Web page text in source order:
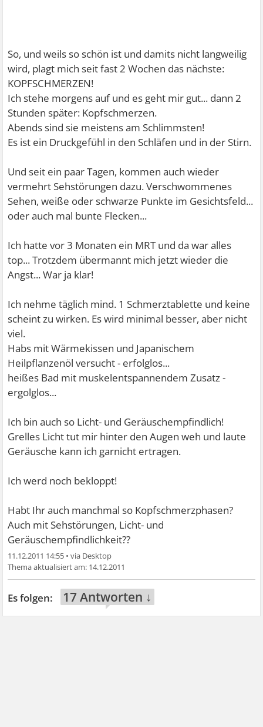
So, und weils so schön ist und damits nicht langweilig
wird, plagt mich seit fast 2 Wochen das nächste:
KOPFSCHMERZEN!
Ich stehe morgens auf und es geht mir gut... dann 2
Stunden später: Kopfschmerzen.
Abends sind sie meistens am Schlimmsten!
Es ist ein Druckgefühl in den Schläfen und in der Stirn.
Und seit ein paar Tagen, kommen auch wieder
vermehrt Sehstörungen dazu. Verschwommenes
Sehen, weiße oder schwarze Punkte im Gesichtsfeld...
oder auch mal bunte Flecken...
Ich hatte vor 3 Monaten ein MRT und da war alles
top... Trotzdem übermannt mich jetzt wieder die
Angst... War ja klar!
Ich nehme täglich mind. 1 Schmerztablette und keine
scheint zu wirken. Es wird minimal besser, aber nicht
viel.
Habs mit Wärmekissen und Japanischem
Heilpflanzenöl versucht - erfolglos...
heißes Bad mit muskelentspannendem Zusatz -
ergolglos...
Ich bin auch so Licht- und Geräuschempfindlich!
Grelles Licht tut mir hinter den Augen weh und laute
Geräusche kann ich garnicht ertragen.
Ich werd noch bekloppt!
Habt Ihr auch manchmal so Kopfschmerzphasen?
Auch mit Sehstörungen, Licht- und
Geräuschempfindlichkeit??
11.12.2011 14:55 •
14.12.2011
17 Antworten ↓